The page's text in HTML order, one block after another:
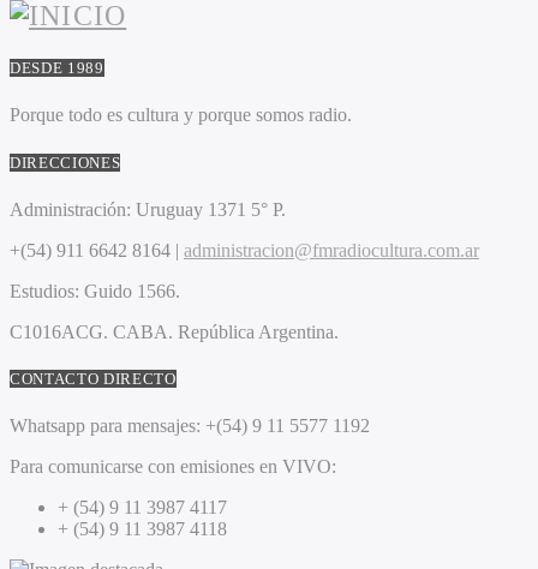
DESDE 1989
Porque todo es cultura y porque somos radio.
DIRECCIONES
Administración: Uruguay 1371 5° P.
+(54) 911 6642 8164 | administracion@fmradiocultura.com.ar
Estudios: Guido 1566.
C1016ACG. CABA. República Argentina.
CONTACTO DIRECTO
Whatsapp para mensajes: +(54) 9 11 5577 1192
Para comunicarse con emisiones en VIVO:
+ (54) 9 11 3987 4117
+ (54) 9 11 3987 4118